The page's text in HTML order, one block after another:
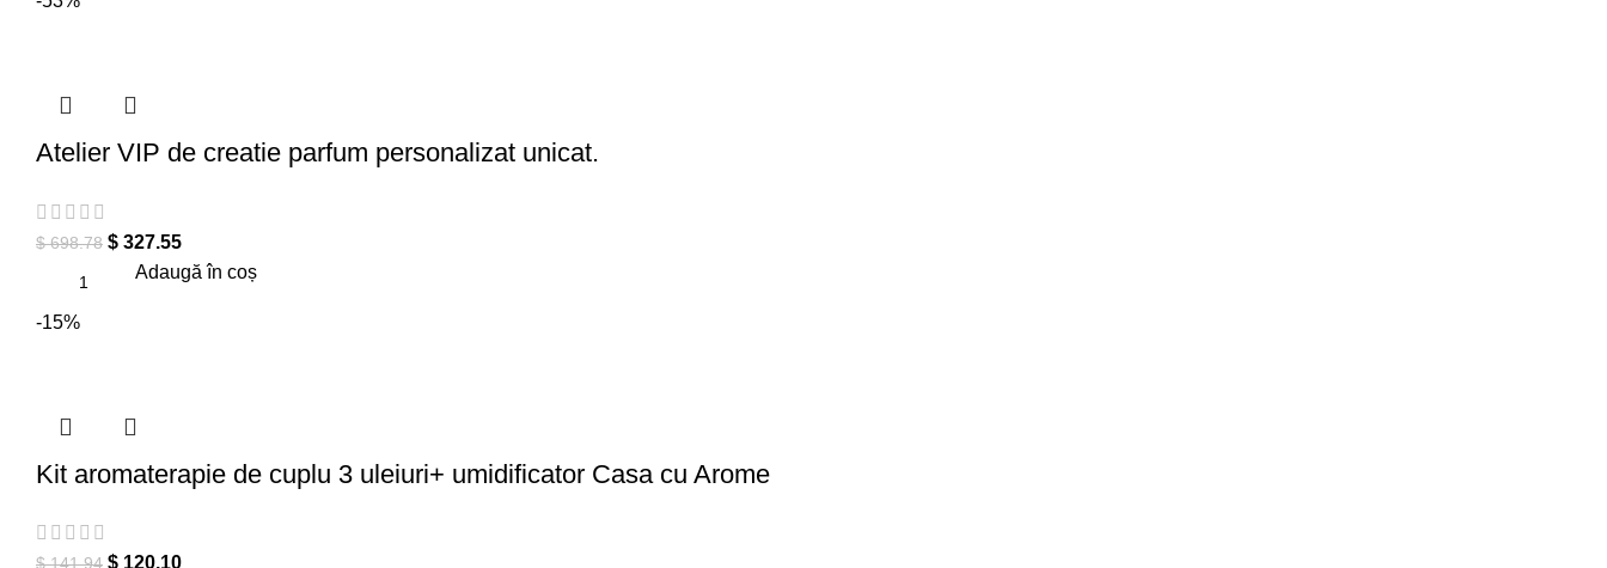
Atelier VIP de creatie parfum personalizat unicat.
$698.78 $ 327.55
Adaugă în coș
-15%
Kit aromaterapie de cuplu 3 uleiuri+ umidificator Casa cu Arome
$141.94 $ 120.10